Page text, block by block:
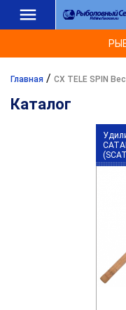
Главная / CX TELE SPIN
Каталог